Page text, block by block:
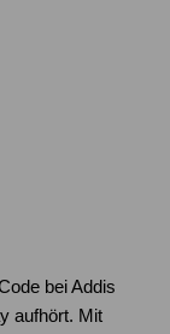
bei Addis
aufhört. Mit